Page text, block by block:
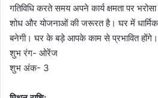
गतिविधि करते समय अपने कार्य क्षमता पर
शोध और योजनाओं की जरूरत है। घर में
बनेगी। घर के बड़े आपके काम से प्रभावित होंगे।
शुभ रंग- ओरेंज
शुभ अंक- 3